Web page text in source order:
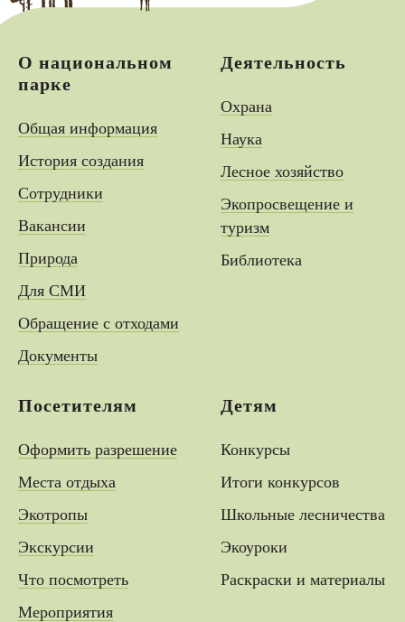
О национальном
парке
Общая информация
История создания
Сотрудники
Вакансии
Природа
Для СМИ
Обращение с отходами
Документы
Деятельность
Охрана
Наука
Лесное хозяйство
Экопросвещение и
туризм
Библиотека
Посетителям
Оформить разрешение
Места отдыха
Экотропы
Экскурсии
Что посмотреть
Мероприятия
Детям
Конкурсы
Итоги конкурсов
Школьные лесничества
Экоуроки
Раскраски и материалы